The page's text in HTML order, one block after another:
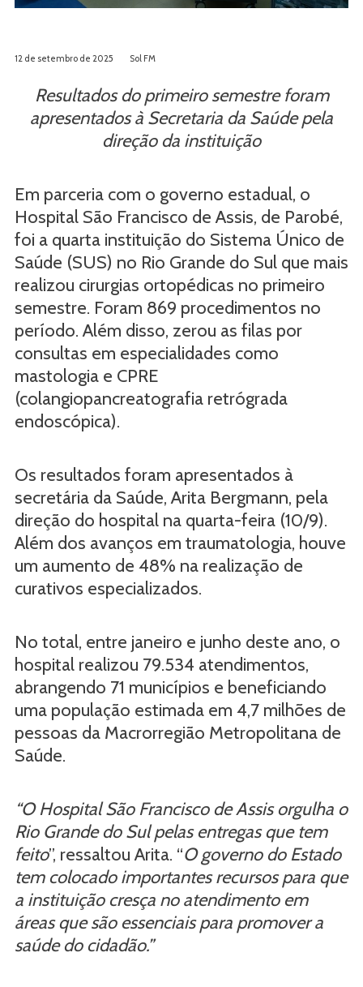
12 de setembro de 2025 Sol FM
Resultados do primeiro semestre foram
apresentados à Secretaria da Saúde pela
direção da instituição
Em parceria com o governo estadual, o
Hospital São Francisco de Assis, de Parobé,
foi a quarta instituição do Sistema Único de
Saúde (SUS) no Rio Grande do Sul que mais
realizou cirurgias ortopédicas no primeiro
semestre. Foram 869 procedimentos no
período. Além disso, zerou as filas por
consultas em especialidades como
mastologia e CPRE
(colangiopancreatografia retrógrada
endoscópica).
Os resultados foram apresentados à
secretária da Saúde, Arita Bergmann, pela
direção do hospital na quarta-feira (10/9).
Além dos avanços em traumatologia, houve
um aumento de 48% na realização de
curativos especializados.
No total, entre janeiro e junho deste ano, o
hospital realizou 79.534 atendimentos,
abrangendo 71 municípios e beneficiando
uma população estimada em 4,7 milhões de
pessoas da Macrorregião Metropolitana de
Saúde.
“O Hospital São Francisco de Assis orgulha o
Rio Grande do Sul pelas entregas que tem
feito”, ressaltou Arita. “O governo do Estado
tem colocado importantes recursos para que
a instituição cresça no atendimento em
áreas que são essenciais para promover a
saúde do cidadão.”